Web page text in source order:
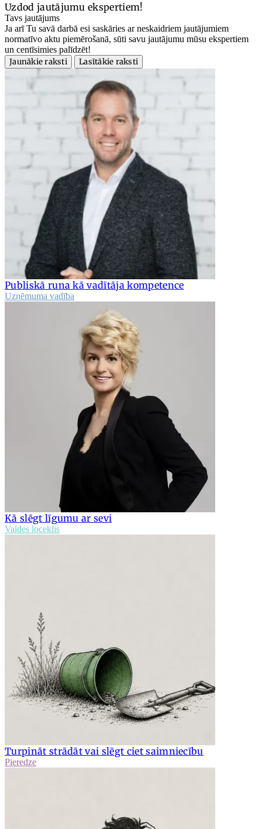
Uzdod jautājumu ekspertiem!
Tavs jautājums
Ja arī Tu savā darbā esi saskāries ar neskaidriem jautājumiem
normatīvo aktu piemērošanā, sūti savu jautājumu mūsu ekspertiem
un centīsimies palīdzēt!
Jaunākie raksti
Lasītākie raksti
Publiskā runa kā vadītāja kompetence
Uzņēmuma vadība
Kā slēgt līgumu ar sevi
Valdes loceklis
Turpināt strādāt vai slēgt ciet saimniecību
Pieredze